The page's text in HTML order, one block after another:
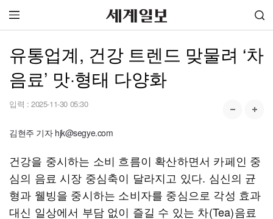
유통업계, 건강 트렌드 맞물려 ‘차
음료’ 맛·형태 다양화
입력 : 2025-11-30 05:30
김현주 기자 hjk@segye.com
건강을 중시하는 소비 흐름이 확산하면서 카페인 중
심의 음료 시장 중심축이 달라지고 있다. 심신의 균
형과 웰빙을 중시하는 소비자를 중심으로 각성 효과
대신 일상에서 부담 없이 즐길 수 있는 차(Tea)음료